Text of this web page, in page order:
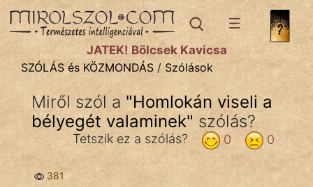
SZÓLÁS ÉS KÖZMONDÁStémák:
Bibliai
Közmondások
Szállóigék
JÁTÉK! Bölcsek Kavicsa
SZÓLÁS és KÖZMONDÁS / Szólások
Miről szól a "Homlokán viseli a
bélyegét valaminek" szólás?
0
0
Tetszik ez a szólás?
381